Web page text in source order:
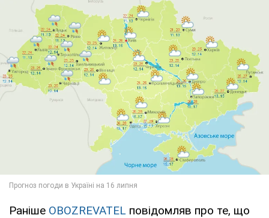
Раніше OBOZREVATEL повідомляв про те, що